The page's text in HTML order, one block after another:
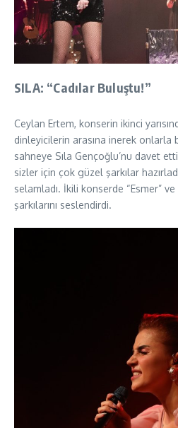
SILA: “Cadılar Buluştu!”
Ceylan Ertem, konserin ikinci
dinleyicilerin arasına inerek onlarla
sahneye Sıla Gençoğlu’nu davet
sizler için çok güzel şarkılar
selamladı. İkili konserde “Esmer”
şarkılarını seslendirdi.